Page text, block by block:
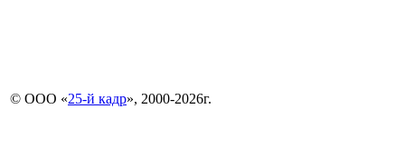
© ООО «25-й кадр», 2000-2026г.